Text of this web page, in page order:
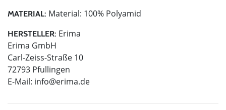
MATERIAL: Material: 100% Polyamid
HERSTELLER: Erima
Erima GmbH
Carl-Zeiss-Straße 10
72793 Pfullingen
E-Mail: info@erima.de